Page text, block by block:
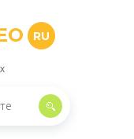
RU